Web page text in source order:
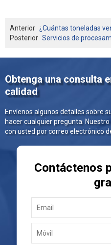
Anterior ¿Cuántas toneladas
Posterior Servicios de
Obtenga una consulta
calidad
Envíenos algunos detalles sobre
hacer cualquier pregunta.
con usted por correo electrónico
Contáctenos